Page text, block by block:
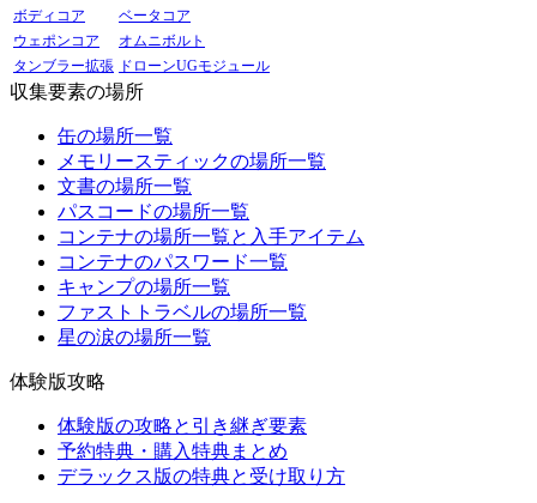
ボディコア
ベータコア
ウェポンコア
オムニボルト
タンブラー拡張 ドローンUGモジュール
収集要素の場所
缶の場所一覧
メモリースティックの場所一覧
文書の場所一覧
パスコードの場所一覧
コンテナの場所一覧と入手アイテム
コンテナのパスワード一覧
キャンプの場所一覧
ファストトラベルの場所一覧
星の涙の場所一覧
体験版攻略
体験版の攻略と引き継ぎ要素
予約特典・購入特典まとめ
デラックス版の特典と受け取り方